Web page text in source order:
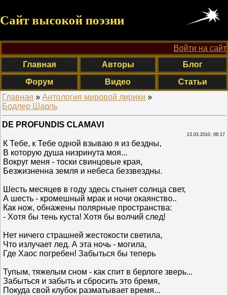
Сайт высокой поэзии
Войти на сайт
Главная
Авторы
Блог
Форум
Видео
Статьи
Главная » Антология мировой лирики »
Бодлер Шарль
DE PROFUNDIS CLAMAVI
13.03.2010, 06:17
К Тебе, к Тебе одной взываю я из бездны,
В которую душа низринута моя...
Вокруг меня - тоски свинцовые края,
Безжизненна земля и небеса беззвездны.
Шесть месяцев в году здесь стынет солнца свет,
А шесть - кромешный мрак и ночи окаянство..
Как нож, обнажены полярные пространства:
- Хотя бы тень куста! Хотя бы волчий след!
Нет ничего страшней жестокости светила,
Что излучает лед. А эта ночь - могила,
Где Хаос погребен! Забыться бы теперь
Тупым, тяжелым сном - как спит в берлоге зверь...
Забыться и забыть и сбросить это бремя,
Покуда свой клубок разматывает время...